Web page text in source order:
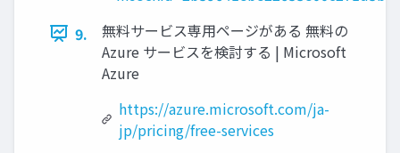
9.
無料サービス専用ページがある 無料の
Azure サービスを検討する | Microsoft
Azure
https://azure.microsoft.com/ja-
jp/pricing/free-services